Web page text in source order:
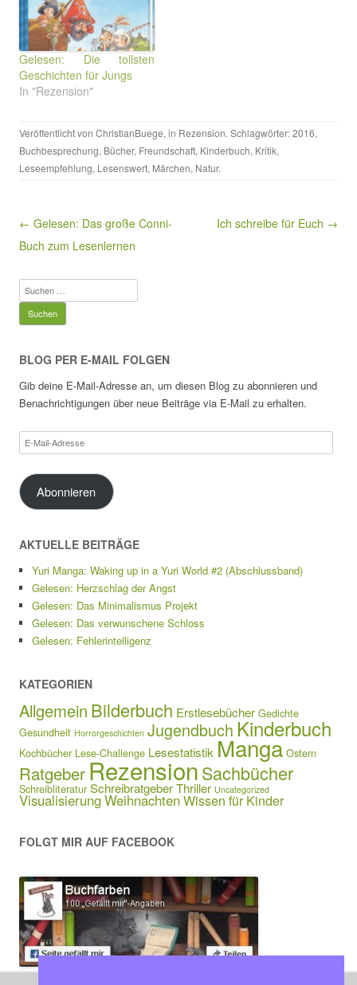
Gelesen: Die tollsten
Geschichten für Jungs
In "Rezension"
Veröffentlicht von ChristianBuege, in Rezension. Schlagwörter:2016,
Buchbesprechung, Bücher, Freundschaft, Kinderbuch, Kritik,
Leseempfehlung, Lesenswert, Märchen, Natur.
Beitragsnavigation
← Gelesen: Das große Conni-
Buch zum Lesenlernen
Ich schreibe für Euch →
Suchen
nach:
BLOG PER E-MAIL FOLGEN
Gib deine E-Mail-Adresse an, um diesen Blog zu abonnieren und
Benachrichtigungen über neue Beiträge via E-Mail zu erhalten.
E-
Mail-
Adresse
Abonnieren
AKTUELLE BEITRÄGE
Yuri Manga: Waking up in a Yuri World #2 (Abschlussband)
Gelesen: Herzschlag der Angst
Gelesen: Das Minimalismus Projekt
Gelesen: Das verwunschene Schloss
Gelesen: Fehlerintelligenz
KATEGORIEN
Allgemein Bilderbuch Erstlesebücher Gedichte
Gesundheit Horrorgeschichten Jugendbuch Kinderbuch
Kochbücher Lese-Challenge Lesestatistik Manga Ostern
Ratgeber RezensionSachbücher
Schreibliteratur SchreibratgeberThriller Uncategorized
VisualisierungWeihnachtenWissen für Kinder
FOLGT MIR AUF FACEBOOK